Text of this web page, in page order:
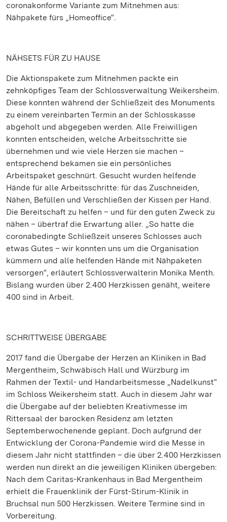
coronakonforme Variante zum Mitnehmen aus:
Nähpakete fürs „Homeoffice“.
NÄHSETS FÜR ZU HAUSE
Die Aktionspakete zum Mitnehmen packte ein
zehnköpfiges Team der Schlossverwaltung Weikersheim.
Diese konnten während der Schließzeit des Monuments
zu einem vereinbarten Termin an der Schlosskasse
abgeholt und abgegeben werden. Alle Freiwilligen
konnten entscheiden, welche Arbeitsschritte sie
übernehmen und wie viele Herzen sie machen –
entsprechend bekamen sie ein persönliches
Arbeitspaket geschnürt. Gesucht wurden helfende
Hände für alle Arbeitsschritte: für das Zuschneiden,
Nähen, Befüllen und Verschließen der Kissen per Hand.
Die Bereitschaft zu helfen – und für den guten Zweck zu
nähen – übertraf die Erwartung aller. „So hatte die
coronabedingte Schließzeit unseres Schlosses auch
etwas Gutes – wir konnten uns um die Organisation
kümmern und alle helfenden Hände mit Nähpaketen
versorgen“, erläutert Schlossverwalterin Monika Menth.
Bislang wurden über 2.400 Herzkissen genäht, weitere
400 sind in Arbeit.
SCHRITTWEISE ÜBERGABE
2017 fand die Übergabe der Herzen an Kliniken in Bad
Mergentheim, Schwäbisch Hall und Würzburg im
Rahmen der Textil- und Handarbeitsmesse „Nadelkunst“
im Schloss Weikersheim statt. Auch in diesem Jahr war
die Übergabe auf der beliebten Kreativmesse im
Rittersaal der barocken Residenz am letzten
Septemberwochenende geplant. Doch aufgrund der
Entwicklung der Corona-Pandemie wird die Messe in
diesem Jahr nicht stattfinden – die über 2.400 Herzkissen
werden nun direkt an die jeweiligen Kliniken übergeben:
Nach dem Caritas-Krankenhaus in Bad Mergentheim
erhielt die Frauenklinik der Fürst-Stirum-Klinik in
Bruchsal nun 500 Herzkissen. Weitere Termine sind in
Vorbereitung.